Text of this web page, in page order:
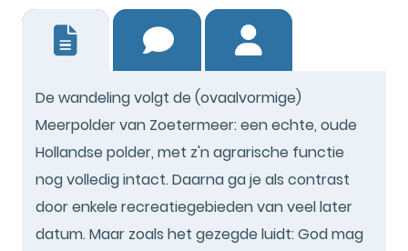
De wandeling volgt de (ovaalvormige)
Meerpolder van Zoetermeer: een echte, oude
Hollandse polder, met z'n agrarische functie
nog volledig intact. Daarna ga je als contrast
door enkele recreatiegebieden van veel later
datum. Maar zoals het gezegde luidt: God mag